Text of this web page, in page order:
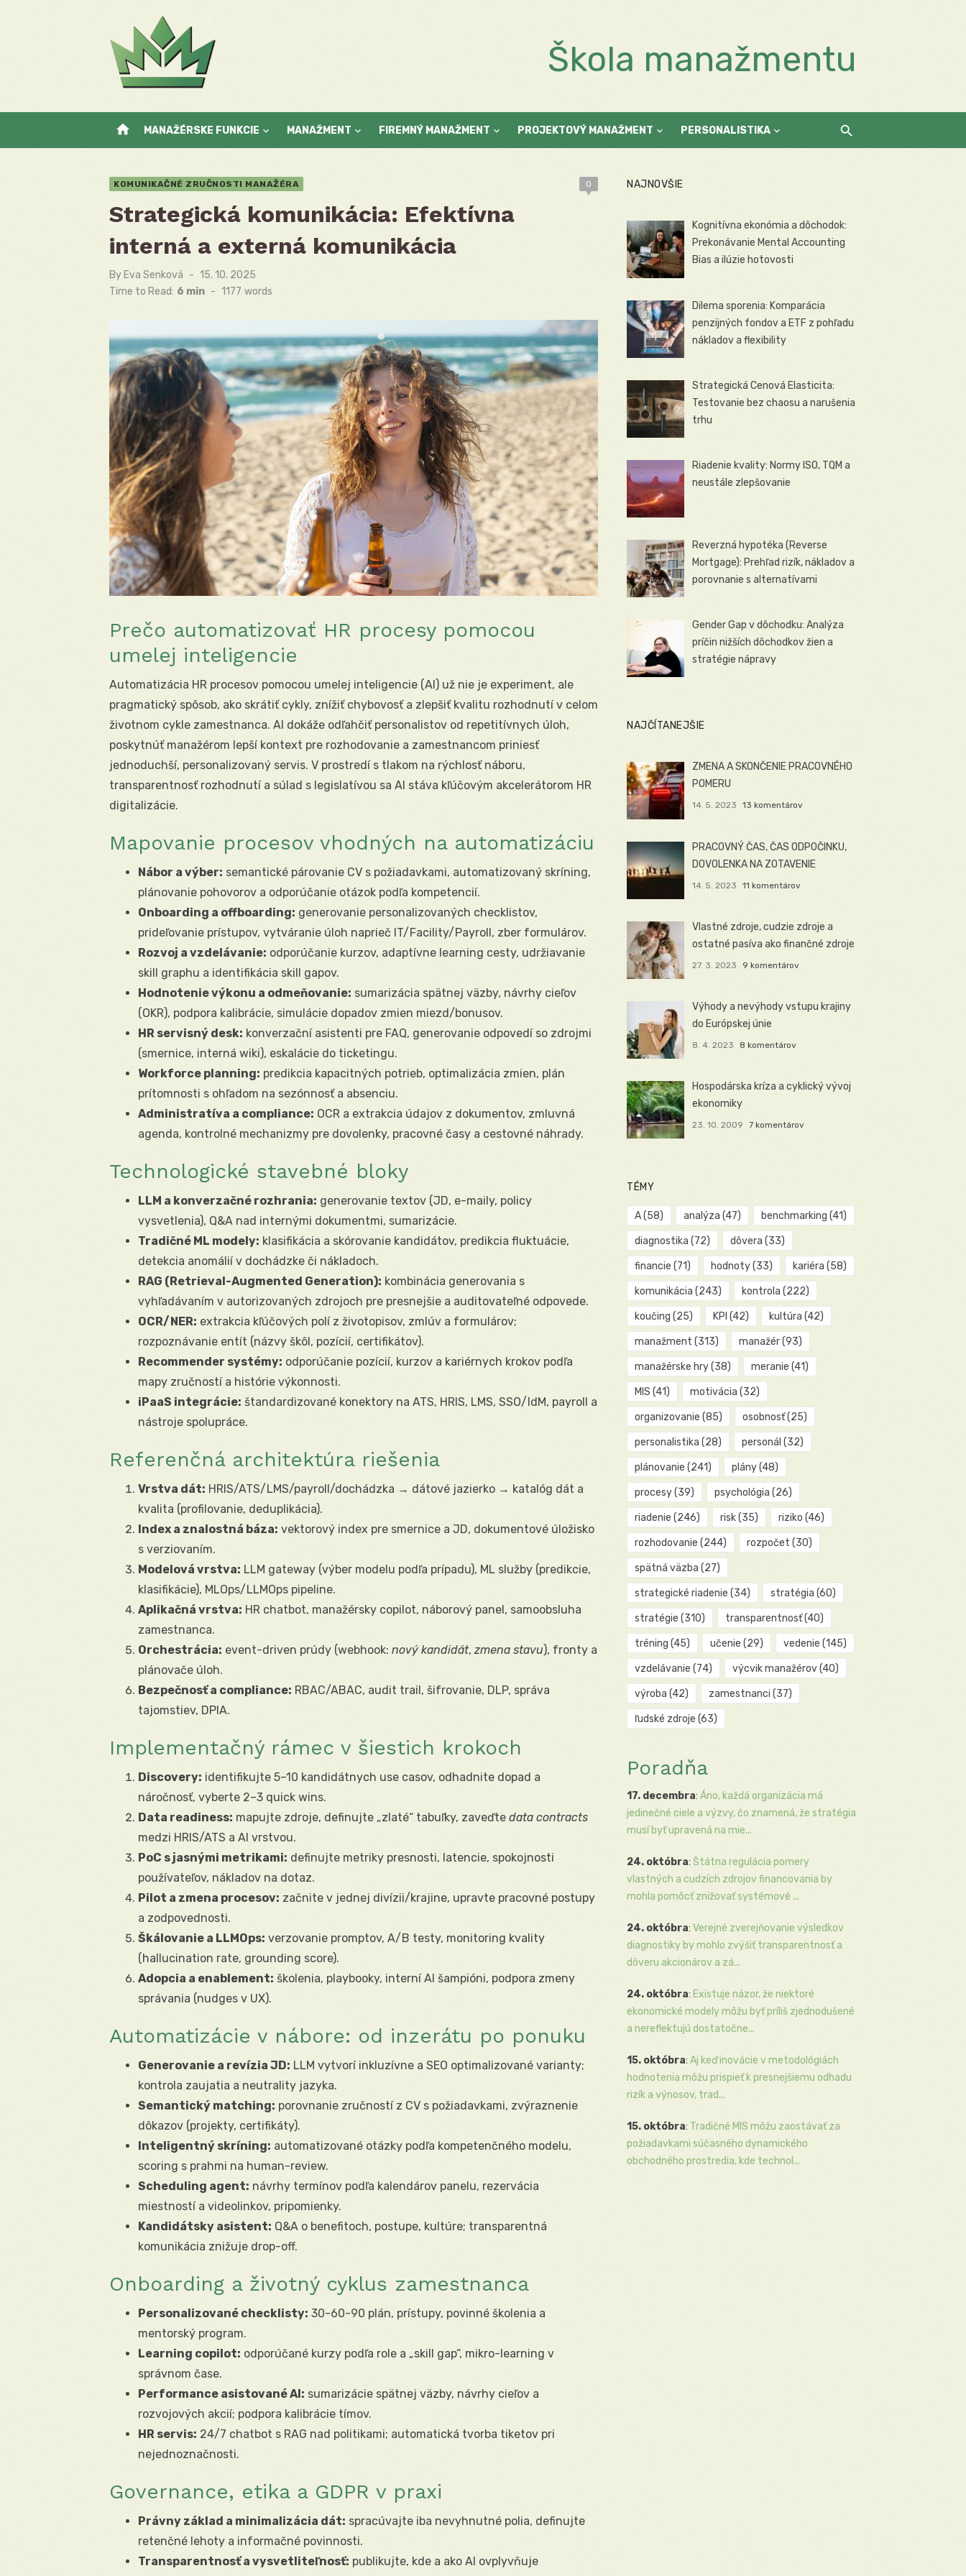
Škola manažmentu
home MANAŽÉRSKE FUNKCIE MANAŽMENT FIREMNÝ MANAŽMENT PROJEKTOVÝ MANAŽMENT PERSONALISTIKA
KOMUNIKAČNÉ ZRUČNOSTI MANAŽÉRA 0
Strategická komunikácia: Efektívna
interná a externá komunikácia
By Eva Senková
Posted
on
15. 10. 2025
Time to Read: 6 min - 1177 words
Prečo automatizovať HR procesy pomocou
umelej inteligencie
Automatizácia HR procesov pomocou umelej inteligencie (AI) už nie je experiment, ale
pragmatický spôsob, ako skrátiť cykly, znížiť chybovosť a zlepšiť kvalitu rozhodnutí v celom
životnom cykle zamestnanca. AI dokáže odľahčiť personalistov od repetitívnych úloh,
poskytnúť manažérom lepší kontext pre rozhodovanie a zamestnancom priniesť
jednoduchší, personalizovaný servis. V prostredí s tlakom na rýchlosť náboru,
transparentnosť rozhodnutí a súlad s legislatívou sa AI stáva kľúčovým akcelerátorom HR
digitalizácie.
Mapovanie procesov vhodných na automatizáciu
Nábor a výber: semantické párovanie CV s požiadavkami, automatizovaný skríning,
plánovanie pohovorov a odporúčanie otázok podľa kompetencií.
Onboarding a offboarding: generovanie personalizovaných checklistov,
prideľovanie prístupov, vytváranie úloh naprieč IT/Facility/Payroll, zber formulárov.
Rozvoj a vzdelávanie: odporúčanie kurzov, adaptívne learning cesty, udržiavanie
skill graphu a identifikácia skill gapov.
Hodnotenie výkonu a odmeňovanie: sumarizácia spätnej väzby, návrhy cieľov
(OKR), podpora kalibrácie, simulácie dopadov zmien miezd/bonusov.
HR servisný desk: konverzační asistenti pre FAQ, generovanie odpovedí so zdrojmi
(smernice, interná wiki), eskalácie do ticketingu.
Workforce planning: predikcia kapacitných potrieb, optimalizácia zmien, plán
prítomnosti s ohľadom na sezónnosť a absenciu.
Administratíva a compliance: OCR a extrakcia údajov z dokumentov, zmluvná
agenda, kontrolné mechanizmy pre dovolenky, pracovné časy a cestovné náhrady.
Technologické stavebné bloky
LLM a konverzačné rozhrania: generovanie textov (JD, e-maily, policy
vysvetlenia), Q&A nad internými dokumentmi, sumarizácie.
Tradičné ML modely: klasifikácia a skórovanie kandidátov, predikcia fluktuácie,
detekcia anomálií v dochádzke či nákladoch.
RAG (Retrieval-Augmented Generation): kombinácia generovania s
vyhľadávaním v autorizovaných zdrojoch pre presnejšie a auditovateľné odpovede.
OCR/NER: extrakcia kľúčových polí z životopisov, zmlúv a formulárov;
rozpoznávanie entít (názvy škôl, pozícií, certifikátov).
Recommender systémy: odporúčanie pozícií, kurzov a kariérnych krokov podľa
mapy zručností a histórie výkonnosti.
iPaaS integrácie: štandardizované konektory na ATS, HRIS, LMS, SSO/IdM, payroll a
nástroje spolupráce.
Referenčná architektúra riešenia
Vrstva dát: HRIS/ATS/LMS/payroll/dochádzka → dátové jazierko → katalóg dát a
kvalita (profilovanie, deduplikácia).
Index a znalostná báza: vektorový index pre smernice a JD, dokumentové úložisko
s verziovaním.
Modelová vrstva: LLM gateway (výber modelu podľa prípadu), ML služby (predikcie,
klasifikácie), MLOps/LLMOps pipeline.
Aplikačná vrstva: HR chatbot, manažérsky copilot, náborový panel, samoobsluha
zamestnanca.
Orchestrácia: event-driven prúdy (webhook: nový kandidát, zmena stavu), fronty a
plánovače úloh.
Bezpečnosť a compliance: RBAC/ABAC, audit trail, šifrovanie, DLP, správa
tajomstiev, DPIA.
Implementačný rámec v šiestich krokoch
Discovery: identifikujte 5–10 kandidátnych use casov, odhadnite dopad a
náročnosť, vyberte 2–3 quick wins.
Data readiness: mapujte zdroje, definujte „zlaté“ tabuľky, zaveďte data contracts
medzi HRIS/ATS a AI vrstvou.
PoC s jasnými metrikami: definujte metriky presnosti, latencie, spokojnosti
používateľov, nákladov na dotaz.
Pilot a zmena procesov: začnite v jednej divízii/krajine, upravte pracovné postupy
a zodpovednosti.
Škálovanie a LLMOps: verzovanie promptov, A/B testy, monitoring kvality
(hallucination rate, grounding score).
Adopcia a enablement: školenia, playbooky, interní AI šampióni, podpora zmeny
správania (nudges v UX).
Automatizácie v nábore: od inzerátu po ponuku
Generovanie a revízia JD: LLM vytvorí inkluzívne a SEO optimalizované varianty;
kontrola zaujatia a neutrality jazyka.
Semantický matching: porovnanie zručností z CV s požiadavkami, zvýraznenie
dôkazov (projekty, certifikáty).
Inteligentný skríning: automatizované otázky podľa kompetenčného modelu,
scoring s prahmi na human-review.
Scheduling agent: návrhy termínov podľa kalendárov panelu, rezervácia
miestností a videolinkov, pripomienky.
Kandidátsky asistent: Q&A o benefitoch, postupe, kultúre; transparentná
komunikácia znižuje drop-off.
Onboarding a životný cyklus zamestnanca
Personalizované checklisty: 30-60-90 plán, prístupy, povinné školenia a
mentorský program.
Learning copilot: odporúčané kurzy podľa role a „skill gap“, mikro-learning v
správnom čase.
Performance asistované AI: sumarizácie spätnej väzby, návrhy cieľov a
rozvojových akcií; podpora kalibrácie tímov.
HR servis: 24/7 chatbot s RAG nad politikami; automatická tvorba tiketov pri
nejednoznačnosti.
Governance, etika a GDPR v praxi
Právny základ a minimalizácia dát: spracúvajte iba nevyhnutné polia, definujte
retenčné lehoty a informačné povinnosti.
Transparentnosť a vysvetliteľnosť: publikujte, kde a ako AI ovplyvňuje
NAJNOVŠIE
Kognitívna ekonómia a dôchodok:
Prekonávanie Mental Accounting
Bias a ilúzie hotovosti
Dilema sporenia: Komparácia
penzijných fondov a ETF z pohľadu
nákladov a flexibility
Strategická Cenová Elasticita:
Testovanie bez chaosu a narušenia
trhu
Riadenie kvality: Normy ISO, TQM a
neustále zlepšovanie
Reverzná hypotéka (Reverse
Mortgage): Prehľad rizík, nákladov a
porovnanie s alternatívami
Gender Gap v dôchodku: Analýza
príčin nižších dôchodkov žien a
stratégie nápravy
NAJČÍTANEJŠIE
ZMENA A SKONČENIE PRACOVNÉHO
POMERU
14. 5. 2023 13 komentárov
PRACOVNÝ ČAS, ČAS ODPOČINKU,
DOVOLENKA NA ZOTAVENIE
14. 5. 2023 11 komentárov
Vlastné zdroje, cudzie zdroje a
ostatné pasíva ako finančné zdroje
27. 3. 2023 9 komentárov
Výhody a nevýhody vstupu krajiny
do Európskej únie
8. 4. 2023 8 komentárov
Hospodárska kríza a cyklický vývoj
ekonomiky
23. 10. 2009 7 komentárov
TÉMY
A(58) analýza (47) benchmarking (41)
diagnostika (72) dôvera (33)
financie (71) hodnoty(33) kariéra (58)
komunikácia (243) kontrola (222)
koučing (25) KPI (42) kultúra (42)
manažment (313) manažér(93)
manažérske hry(38) meranie (41)
MIS (41) motivácia (32)
organizovanie (85) osobnosť(25)
personalistika (28) personál (32)
plánovanie (241) plány(48)
procesy(39) psychológia (26)
riadenie (246) risk(35) riziko (46)
rozhodovanie (244) rozpočet (30)
spätná väzba (27)
strategické riadenie (34) stratégia (60)
stratégie (310) transparentnosť(40)
tréning (45) učenie (29) vedenie (145)
vzdelávanie (74) výcvik manažérov(40)
výroba (42) zamestnanci (37)
ľudské zdroje (63)
Poradňa
17. decembra: Áno, každá organizácia má
jedinečné ciele a výzvy, čo znamená, že stratégia
musí byť upravená na mie...
24. októbra: Štátna regulácia pomery
vlastných a cudzích zdrojov financovania by
mohla pomôcť znižovať systémové ...
24. októbra: Verejné zverejňovanie výsledkov
diagnostiky by mohlo zvýšiť transparentnosť a
dôveru akcionárov a zá...
24. októbra: Existuje názor, že niektoré
ekonomické modely môžu byť príliš zjednodušené
a nereflektujú dostatočne...
15. októbra: Aj keď inovácie v metodológiách
hodnotenia môžu prispieť k presnejšiemu odhadu
rizík a výnosov, trad...
15. októbra: Tradičné MIS môžu zaostávať za
požiadavkami súčasného dynamického
obchodného prostredia, kde technol...